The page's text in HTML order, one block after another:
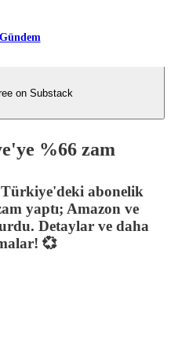
on Substack
%66 zam
abonelik
yaptı; Amazon ve
Detaylar ve daha
💞